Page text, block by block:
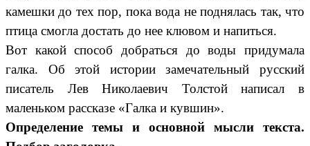
камешки до тех пор, пока вода не поднялась так, что
птица смогла достать до нее клювом и напиться.
Вот какой способ добраться до воды придумала
галка. Об этой истории замечательный русский
писатель Лев Николаевич Толстой написал в
маленьком рассказе «Галка и кувшин».
Определение темы и основной мысли текста.